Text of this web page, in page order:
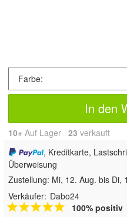
In den
10+ Auf Lager 23 verkauft
, Kreditkarte,
Überweisung
Zustellung: Mi, 12. Aug. bis Di,
Verkäufer: Dabo24
100% positiv